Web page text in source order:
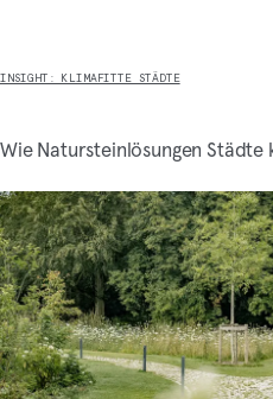
INSIGHT: KLIMAFITTE STÄDTE
Wie Natursteinlösungen Städte